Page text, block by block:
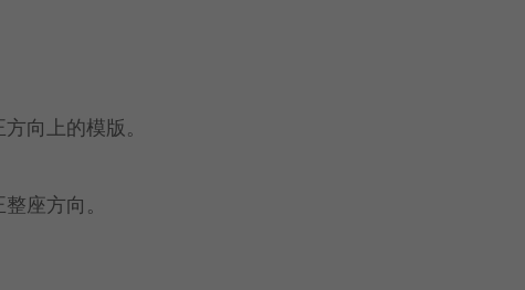
向上的模版。
座方向。